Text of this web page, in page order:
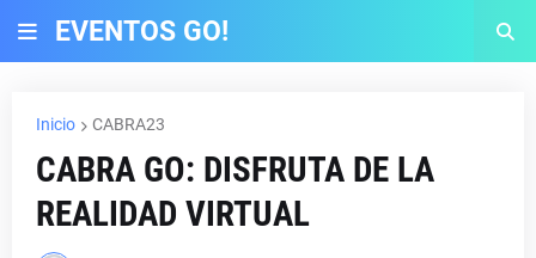
EVENTOS GO!
Inicio CABRA23
CABRA GO: DISFRUTA DE LA
REALIDAD VIRTUAL